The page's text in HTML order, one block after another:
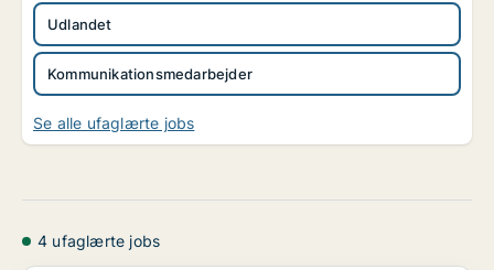
Kommunikationsmedarbejder
Udlandet
Se alle ufaglærte jobs
4 ufaglærte jobs